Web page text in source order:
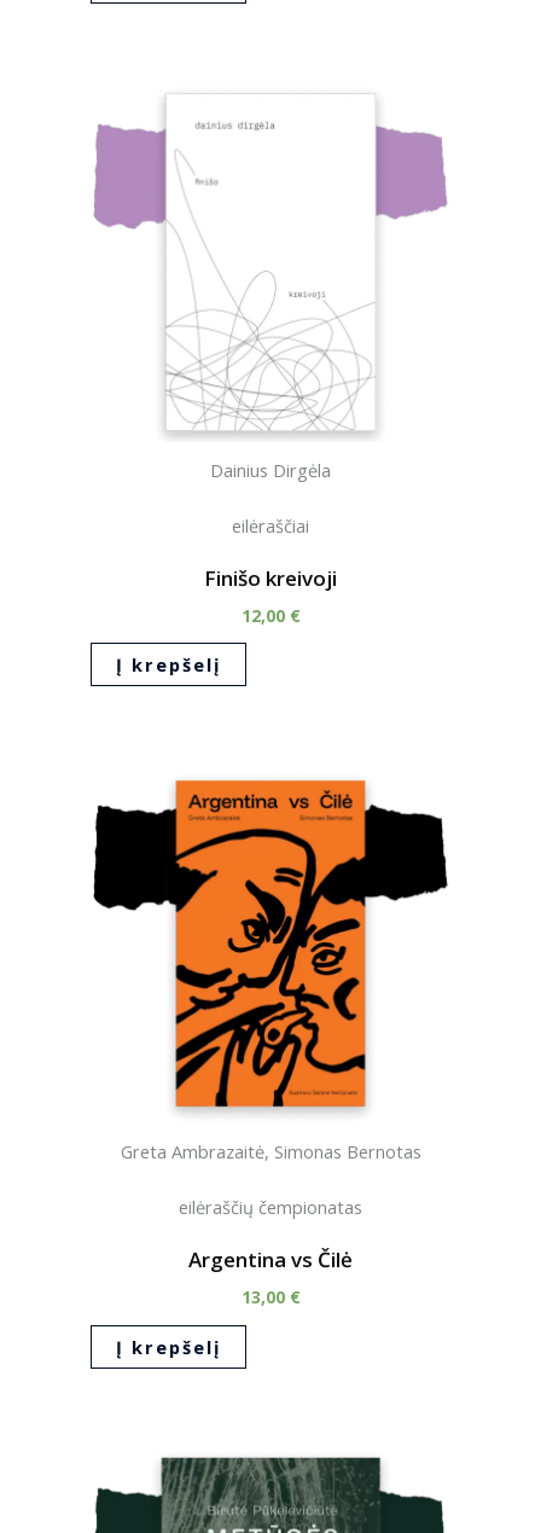
Dainius Dirgėla
eilėraščiai
Finišo kreivoji
12,00 €
Į krepšelį
Greta Ambrazaitė, Simonas Bernotas
eilėraščių čempionatas
Argentina vs Čilė
13,00 €
Į krepšelį